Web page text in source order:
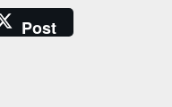
Post